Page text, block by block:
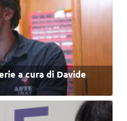
a cura di Davide